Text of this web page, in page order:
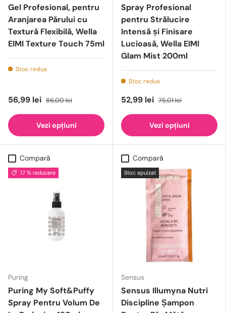
Gel Profesional, pentru
Aranjarea Părului cu
Textură Flexibilă, Wella
EIMI Texture Touch 75ml
Stoc redus
56,99 lei 86,00 lei
Vezi opțiuni
Spray Profesional
pentru Strălucire
Intensă și Finisare
Lucioasă, Wella EIMI
Glam Mist 200ml
Stoc redus
52,99 lei 75,01 lei
Vezi opțiuni
Compară
17 % reducere
Puring
Puring My Soft&Puffy
Spray Pentru Volum De
Compară
Stoc epuizat
Sensus
Sensus Illumyna Nutri
Discipline Șampon